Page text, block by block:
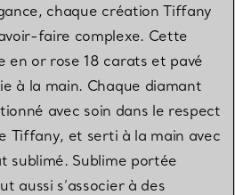
chaque création Tiffany
faire complexe. Cette
en or rose 18 carats et pavé
à la main. Chaque diamant
avec soin dans le respect
Tiffany, et serti à la main avec
sublimé. Sublime portée
aussi s’associer à des